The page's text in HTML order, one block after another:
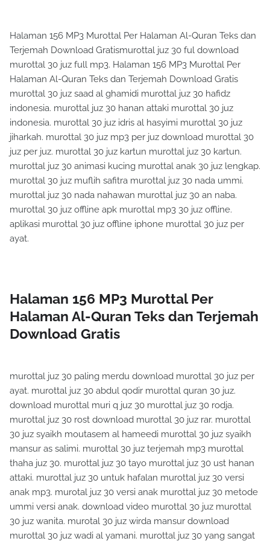
Halaman 156 MP3 Murottal Per Halaman Al-Quran Teks dan
Terjemah Download Gratismurottal juz 30 ful download
murottal 30 juz full mp3. Halaman 156 MP3 Murottal Per
Halaman Al-Quran Teks dan Terjemah Download Gratis
murottal 30 juz saad al ghamidi murottal juz 30 hafidz
indonesia. murottal juz 30 hanan attaki murottal 30 juz
indonesia. murottal 30 juz idris al hasyimi murottal 30 juz
jiharkah. murottal 30 juz mp3 per juz download murottal 30
juz per juz. murottal 30 juz kartun murottal juz 30 kartun.
murottal juz 30 animasi kucing murottal anak 30 juz lengkap.
murottal 30 juz muflih safitra murottal juz 30 nada ummi.
murottal juz 30 nada nahawan murottal juz 30 an naba.
murottal 30 juz offline apk murottal mp3 30 juz offline.
aplikasi murottal 30 juz offline iphone murottal 30 juz per
ayat.
Halaman 156 MP3 Murottal Per
Halaman Al-Quran Teks dan Terjemah
Download Gratis
murottal juz 30 paling merdu download murottal 30 juz per
ayat. murottal juz 30 abdul qodir murottal quran 30 juz.
download murottal muri q juz 30 murottal juz 30 rodja.
murottal juz 30 rost download murottal 30 juz rar. murottal
30 juz syaikh moutasem al hameedi murottal 30 juz syaikh
mansur as salimi. murottal 30 juz terjemah mp3 murottal
thaha juz 30. murottal juz 30 tayo murottal juz 30 ust hanan
attaki. murottal juz 30 untuk hafalan murottal juz 30 versi
anak mp3. murotal juz 30 versi anak murottal juz 30 metode
ummi versi anak. download video murottal 30 juz murottal
30 juz wanita. murotal 30 juz wirda mansur download
murottal 30 juz wadi al yamani. murottal juz 30 yang sangat